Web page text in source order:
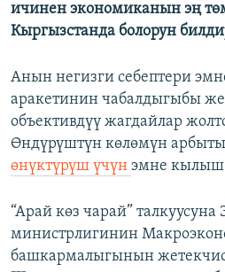
ичинен экономиканын эң
Кыргызстанда болорун
Анын негизги себептери
аракетинин чабалдыгыбы
объективдүү жагдайлар
Өндүрүштүн көлөмүн
өнүктүрүш үчүн эмне кылыш
“Арай көз чарай”
министрлигинин
башкармалыгынын